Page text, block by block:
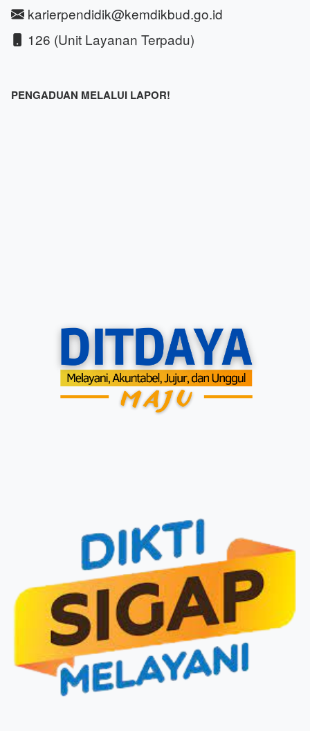
karierpendidik@kemdikbud.go.id
126 (Unit Layanan Terpadu)
PENGADUAN MELALUI LAPOR!